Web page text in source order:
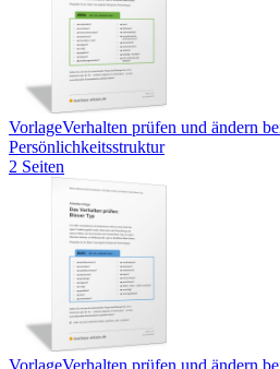
VorlageVerhalten prüfen und ändern
Persönlichkeitsstruktur
2 Seiten